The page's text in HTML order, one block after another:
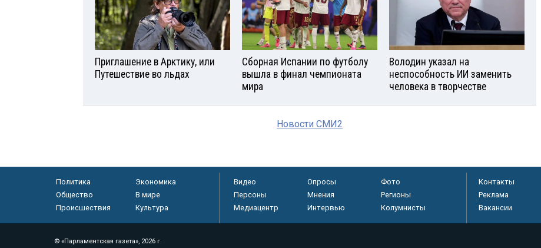
Приглашение в Арктику, или
Путешествие во льдах
Сборная Испании по футболу
вышла в финал чемпионата
мира
Володин указал на
неспособность ИИ заменить
человека в творчестве
Новости СМИ2
Политика
Экономика
Общество
В мире
Происшествия
Культура
Видео Опросы
Фото
Персоны
Мнения
Регионы
Медиацентр
Интервью Колумнисты
Контакты
Реклама
Вакансии
© «Парламентская газета», 2026 г.